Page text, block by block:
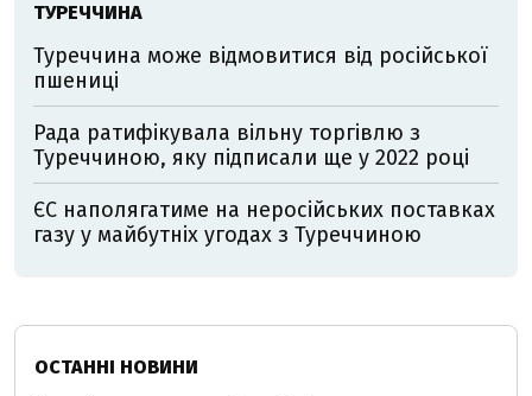
ТУРЕЧЧИНА
Туреччина може відмовитися від російської
пшениці
Рада ратифікувала вільну торгівлю з
Туреччиною, яку підписали ще у 2022 році
ЄС наполягатиме на неросійських поставках
газу у майбутніх угодах з Туреччиною
ОСТАННІ НОВИНИ